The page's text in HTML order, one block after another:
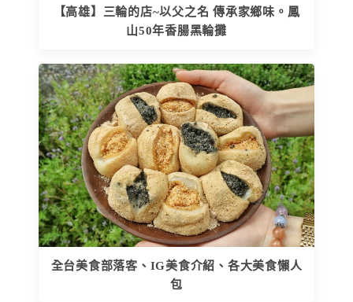
【高雄】三輪的店~以父之名 傳承家鄉味。鳳
山50年香腸黑輪攤
全台美食部落客、IG美食介紹、各大美食懶人
包